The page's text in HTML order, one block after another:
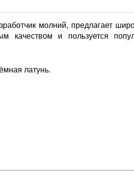
молний, предлагает
качеством и пользуется
латунь.